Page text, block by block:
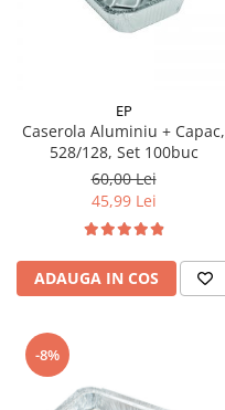
EP
Caserola Aluminiu + Capac,
528/128, Set 100buc
60,00 Lei
45,99 Lei
ADAUGA IN COS
-8%